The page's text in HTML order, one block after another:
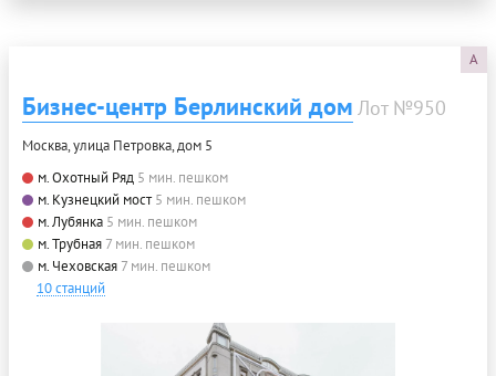
A
Бизнес-центр Берлинский дом Лот №950
Москва, улица Петровка, дом 5
м. Охотный Ряд 5 мин. пешком
м. Кузнецкий мост 5 мин. пешком
м. Лубянка 5 мин. пешком
м. Трубная 7 мин. пешком
м. Чеховская 7 мин. пешком
10 станций